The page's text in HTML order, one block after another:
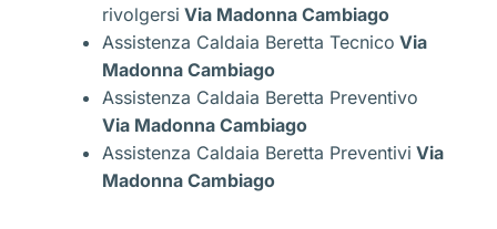
rivolgersi Via Madonna Cambiago
Assistenza Caldaia Beretta Tecnico Via
Madonna Cambiago
Assistenza Caldaia Beretta Preventivo
Via Madonna Cambiago
Assistenza Caldaia Beretta Preventivi Via
Madonna Cambiago